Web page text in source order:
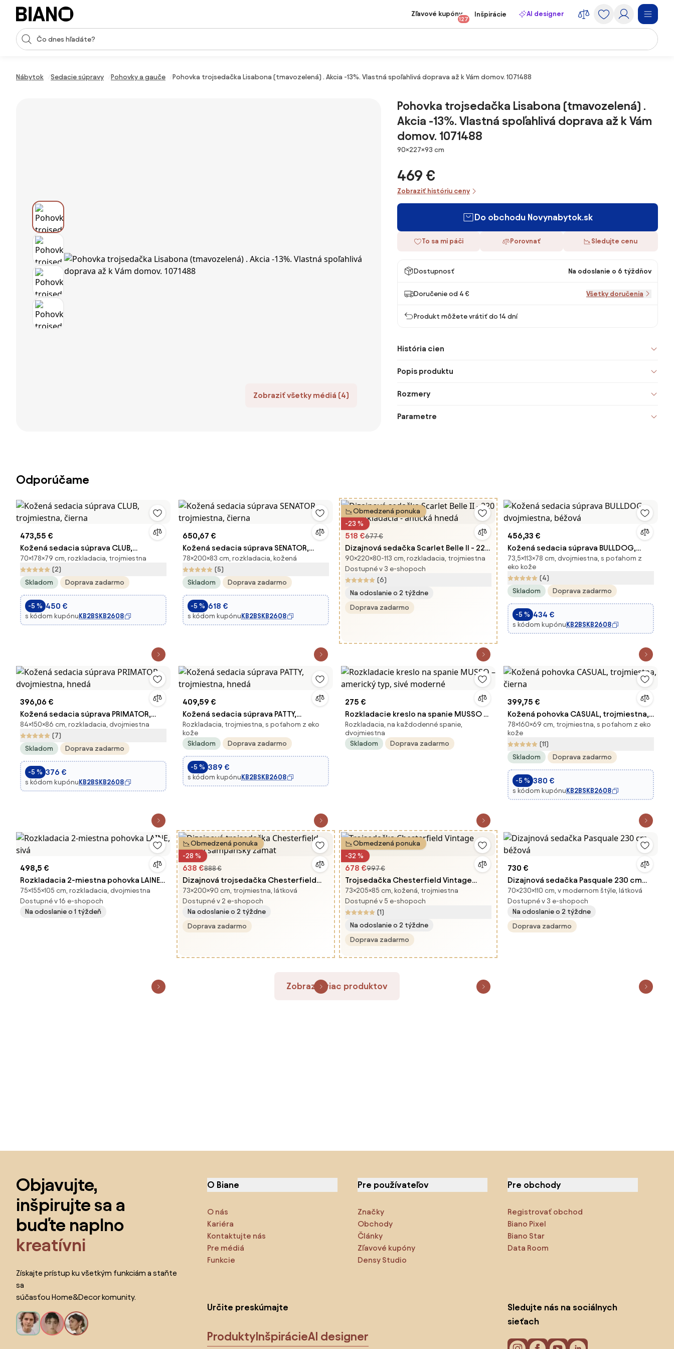
Preskočiť navigáciu, prejsť na obsah
Vstup pre vyhľadávanie
Zľavové kupóny
127
Inšpirácie AI designer
Nábytok Sedacie súpravy Pohovky a gauče Pohovka trojsedačka Lisabona (tmavozelená) . Akcia -13%. Vlastná spoľahlivá doprava až k Vám domov. 1071488
Zobraziť všetky médiá (4)
Pohovka trojsedačka Lisabona (tmavozelená) .
Akcia -13%. Vlastná spoľahlivá doprava až k Vám
domov. 1071488
Rozmery
90×227×93 cm
469 €
Zobraziť históriu ceny
Do obchodu Novynabytok.sk
To sa mi páči Porovnať Sledujte cenu
Dostupnosť Na odoslanie o 6 týždňov
Doručenie od 4 € Všetky doručenia
Produkt môžete vrátiť do 14 dní
História cien
Popis produktu
Rozmery
Parametre
Odporúčame
473,55 €
Kožená sedacia súprava CLUB,
trojmiestna, čierna
70×178×79 cm, rozkladacia, trojmiestna
(2)
Skladom
Doprava zadarmo
-5 % 450 €
s kódom kupónu KB2BSKB2608
650,67 €
Kožená sedacia súprava SENATOR,
trojmiestna, čierna
78×200×83 cm, rozkladacia, kožená
(5)
Skladom
Doprava zadarmo
-5 % 618 €
s kódom kupónu KB2BSKB2608
Obmedzená ponuka
-23 %
518 €677 €
Dizajnová sedačka Scarlet Belle II - 220
cm rozkladacia - antická hnedá
90×220×80-113 cm, rozkladacia, trojmiestna
Dostupné v 3 e-shopoch
(6)
Na odoslanie o 2 týždne
Doprava zadarmo
456,33 €
Kožená sedacia súprava BULLDOG,
dvojmiestna, béžová
73,5×113×78 cm, dvojmiestna, s poťahom z
eko kože
(4)
Skladom
Doprava zadarmo
-5 % 434 €
s kódom kupónu KB2BSKB2608
396,06 €
Kožená sedacia súprava PRIMATOR,
dvojmiestna, hnedá
84×150×86 cm, rozkladacia, dvojmiestna
(7)
Skladom
Doprava zadarmo
-5 % 376 €
s kódom kupónu KB2BSKB2608
409,59 €
Kožená sedacia súprava PATTY,
trojmiestna, hnedá
Rozkladacia, trojmiestna, s poťahom z eko
kože
Skladom
Doprava zadarmo
-5 % 389 €
s kódom kupónu KB2BSKB2608
275 €
Rozkladacie kreslo na spanie MUSSO –
americký typ, sivé moderné
Rozkladacia, na každodenné spanie,
dvojmiestna
Skladom
Doprava zadarmo
399,75 €
Kožená pohovka CASUAL, trojmiestna,
čierna
78×160×69 cm, trojmiestna, s poťahom z eko
kože
(11)
Skladom
Doprava zadarmo
-5 % 380 €
s kódom kupónu KB2BSKB2608
498,5 €
Rozkladacia 2-miestna pohovka LAINE,
sivá
75×155×105 cm, rozkladacia, dvojmiestna
Dostupné v 16 e-shopoch
Na odoslanie o 1 týždeň
Obmedzená ponuka
-28 %
638 €888 €
Dizajnová trojsedačka Chesterfield
200 cm šampanský zamat
73×200×90 cm, trojmiestna, látková
Dostupné v 2 e-shopoch
Na odoslanie o 2 týždne
Doprava zadarmo
Obmedzená ponuka
-32 %
678 €997 €
Trojsedačka Chesterfield Vintage
hnedá
73×205×85 cm, kožená, trojmiestna
Dostupné v 5 e-shopoch
(1)
Na odoslanie o 2 týždne
Doprava zadarmo
730 €
Dizajnová sedačka Pasquale 230 cm
béžová
70×230×110 cm, v modernom štýle, látková
Dostupné v 3 e-shopoch
Na odoslanie o 2 týždne
Doprava zadarmo
Zobraziť viac produktov
Objavujte,
inšpirujte sa a
buďte naplno
kreatívni
Získajte prístup ku všetkým funkciám a staňte
sa
súčasťou Home&Decor komunity.
O Biane
O nás
Kariéra
Kontaktujte nás
Pre médiá
Funkcie
Pre používateľov
Značky
Obchody
Články
Zľavové kupóny
Densy Studio
Pre obchody
Registrovať obchod
Biano Pixel
Biano Star
Data Room
Určite preskúmajte
ProduktyInšpirácieAI designer
Sledujte nás na sociálnych
sieťach